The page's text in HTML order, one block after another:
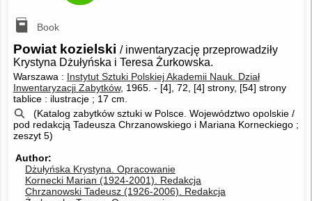
Book
Powiat kozielski / inwentaryzację przeprowadziły
Krystyna Dżułyńska i Teresa Żurkowska.
Warszawa : Instytut Sztuki Polskiej Akademii Nauk. Dział
Inwentaryzacji Zabytków, 1965. - [4], 72, [4] strony, [54] strony
tablice : ilustracje ; 17 cm.
(Katalog zabytków sztuki w Polsce. Województwo opolskie /
pod redakcją Tadeusza Chrzanowskiego i Mariana Korneckiego ;
zeszyt 5)
Author
Dżułyńska Krystyna.Opracowanie
Kornecki Marian (1924-2001). Redakcja
Chrzanowski Tadeusz (1926-2006). Redakcja